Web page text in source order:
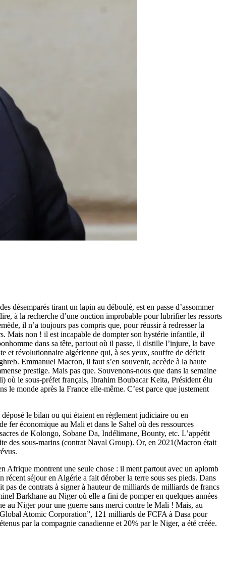
désemparés tirant un lapin au déboulé, est en passe d’assommer
à la recherche d’une onction improbable pour lubrifier les ressorts
il n’a toujours pas compris que, pour réussir à redresser la
Mais non ! il est incapable de dompter son hystérie infantile, il
dans sa tête, partout où il passe, il distille l’injure, la bave
et révolutionnaire algérienne qui, à ses yeux, souffre de déficit
Emmanuel Macron, il faut s’en souvenir, accède à la haute
prestige. Mais pas que. Souvenons-nous que dans la semaine
où le sous-préfet français, Ibrahim Boubacar Keita, Président élu
monde après la France elle-même. C’est parce que justement
le bilan ou qui étaient en règlement judiciaire ou en
fer économique au Mali et dans le Sahel où des ressources
de Kolongo, Sobane Da, Indélimane, Bounty, etc. L’appétit
des sous-marins (contrat Naval Group). Or, en 2021(Macron était
Afrique montrent une seule chose : il ment partout avec un aplomb
séjour en Algérie a fait dérober la terre sous ses pieds. Dans
de contrats à signer à hauteur de milliards de milliards de francs
Barkhane au Niger où elle a fini de pomper en quelques années
au Niger pour une guerre sans merci contre le Mali ! Mais, au
Atomic Corporation”, 121 milliards de FCFA à Dasa pour
par la compagnie canadienne et 20% par le Niger, a été créée.